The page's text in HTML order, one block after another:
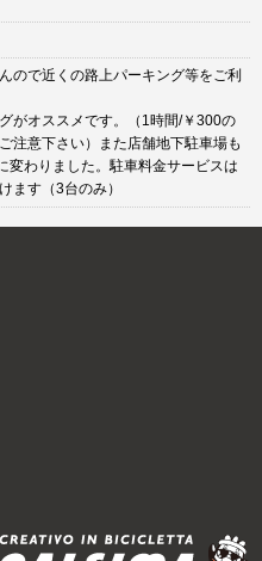
ので近くの路上パーキング等をご利
がオススメです。（1時間/￥300の
注意下さい）また店舗地下駐車場も
変わりました。駐車料金サービスは
ます（3台のみ）